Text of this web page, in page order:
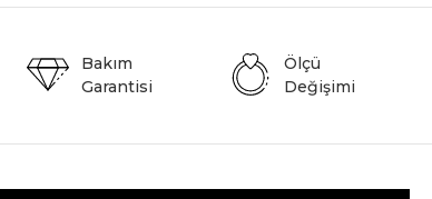
Bakım
Garantisi
Ölçü
Değişimi